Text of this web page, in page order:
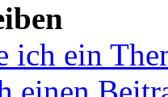
ich ein